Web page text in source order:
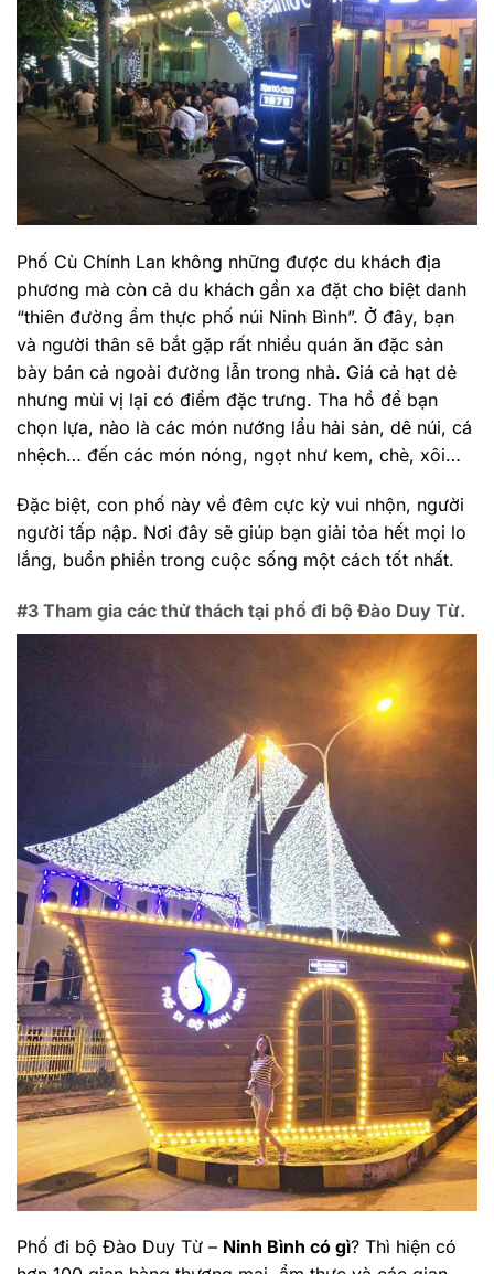
Phố Cù Chính Lan không những được du khách địa
phương mà còn cả du khách gần xa đặt cho biệt danh
“thiên đường ẩm thực phố núi Ninh Bình”. Ở đây, bạn
và người thân sẽ bắt gặp rất nhiều quán ăn đặc sản
bày bán cả ngoài đường lẫn trong nhà. Giá cả hạt dẻ
nhưng mùi vị lại có điểm đặc trưng. Tha hồ để bạn
chọn lựa, nào là các món nướng lẩu hải sản, dê núi, cá
nhệch… đến các món nóng, ngọt như kem, chè, xôi…
Đặc biệt, con phố này về đêm cực kỳ vui nhộn, người
người tấp nập. Nơi đây sẽ giúp bạn giải tỏa hết mọi lo
lắng, buồn phiền trong cuộc sống một cách tốt nhất.
#3 Tham gia các thử thách tại phố đi bộ Đào Duy Từ.
Phố đi bộ Đào Duy Từ – Ninh Bình có gì? Thì hiện có